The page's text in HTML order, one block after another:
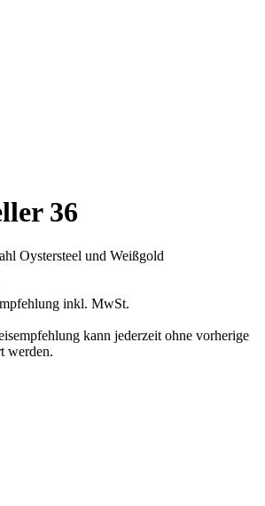
36
Oystersteel und Weißgold
inkl. MwSt.
kann jederzeit ohne vorherige
werden.